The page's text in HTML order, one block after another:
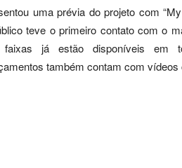
uma prévia do projeto com
teve o primeiro contato com o
já estão disponíveis em
também contam com vídeos